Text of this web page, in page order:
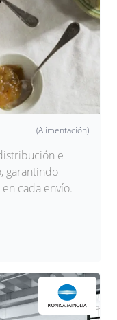
(Alimentación)
e
garantindo
cada envío.